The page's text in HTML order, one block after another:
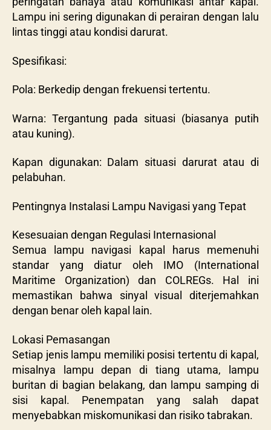
Lampu ini sering digunakan di perairan dengan lalu
lintas tinggi atau kondisi darurat.
Spesifikasi:
Pola: Berkedip dengan frekuensi tertentu.
Warna: Tergantung pada situasi (biasanya putih
atau kuning).
Kapan digunakan: Dalam situasi darurat atau di
pelabuhan.
Pentingnya Instalasi Lampu Navigasi yang Tepat
Kesesuaian dengan Regulasi Internasional
Semua lampu navigasi kapal harus memenuhi
standar yang diatur oleh IMO (International
Maritime Organization) dan COLREGs. Hal ini
memastikan bahwa sinyal visual diterjemahkan
dengan benar oleh kapal lain.
Lokasi Pemasangan
Setiap jenis lampu memiliki posisi tertentu di kapal,
misalnya lampu depan di tiang utama, lampu
buritan di bagian belakang, dan lampu samping di
sisi kapal. Penempatan yang salah dapat
menyebabkan miskomunikasi dan risiko tabrakan.